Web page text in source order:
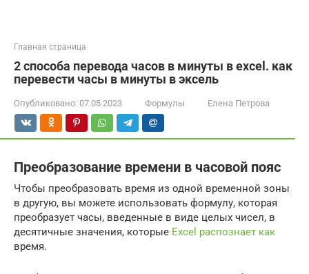
Главная страница
2 способа перевода часов в минуты в excel. как
перевести часы в минуты в эксель
Опубликовано: 07.05.2023 Формулы Елена Петрова
Преобразование времени в часовой пояс
Чтобы преобразовать время из одной временной зоны
в другую, вы можете использовать формулу, которая
преобразует часы, введенные в виде целых чисел, в
десятичные значения, которые Excel распознает как
время.